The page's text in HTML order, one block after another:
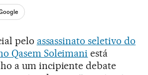
pelo assassinato seletivo do
Qasem Soleimani está
a um incipiente debate